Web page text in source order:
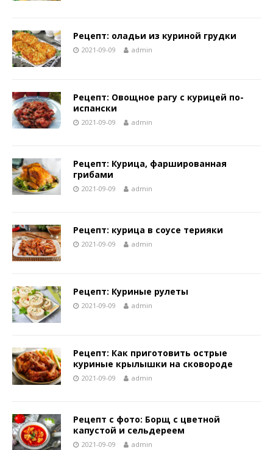
Рецепт: оладьи из куриной грудки
2021-09-09 admin
Рецепт: Овощное рагу с курицей по-
испански
2021-09-09 admin
Рецепт: Курица, фаршированная
грибами
2021-09-09 admin
Рецепт: курица в соусе терияки
2021-09-09 admin
Рецепт: Куриные рулеты
2021-09-09 admin
Рецепт: Как приготовить острые
куриные крылышки на сковороде
2021-09-09 admin
Рецепт с фото: Борщ с цветной
капустой и сельдереем
2021-09-09 admin